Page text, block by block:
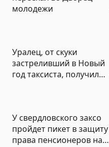
молодежи
Уралец, от скуки
застреливший в Новый
год таксиста, получил
У свердловского заксо
пройдет пикет в защиту
права пенсионеров на